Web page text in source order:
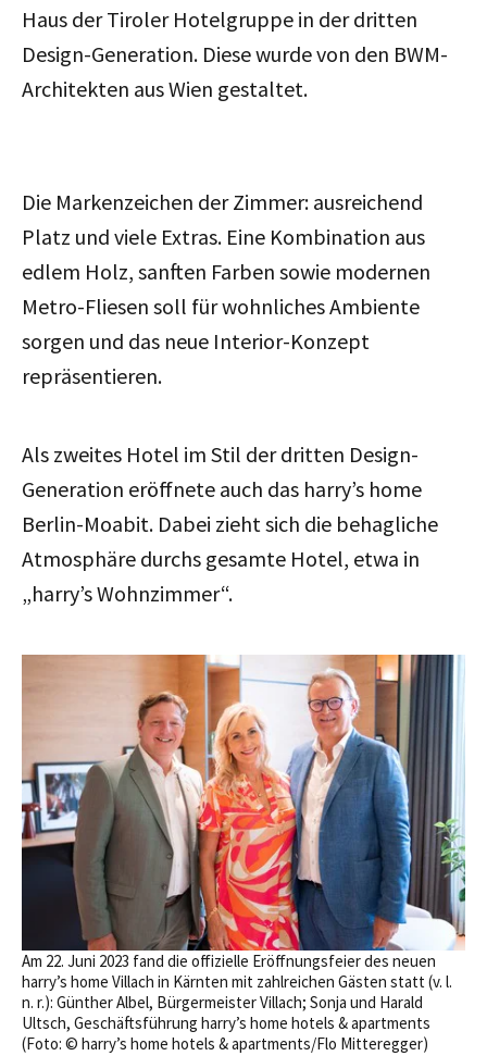
Haus der Tiroler Hotelgruppe in der dritten
Design-Generation. Diese wurde von den BWM-
Architekten aus Wien gestaltet.
Die Markenzeichen der Zimmer: ausreichend
Platz und viele Extras. Eine Kombination aus
edlem Holz, sanften Farben sowie modernen
Metro-Fliesen soll für wohnliches Ambiente
sorgen und das neue Interior-Konzept
repräsentieren.
Als zweites Hotel im Stil der dritten Design-
Generation eröffnete auch das harry’s home
Berlin-Moabit. Dabei zieht sich die behagliche
Atmosphäre durchs gesamte Hotel, etwa in
„harry’s Wohnzimmer“.
Am 22. Juni 2023 fand die offizielle Eröffnungsfeier des neuen
harry’s home Villach in Kärnten mit zahlreichen Gästen statt (v. l.
n. r.): Günther Albel, Bürgermeister Villach; Sonja und Harald
Ultsch, Geschäftsführung harry’s home hotels & apartments
(Foto: © harry’s home hotels & apartments/Flo Mitteregger)